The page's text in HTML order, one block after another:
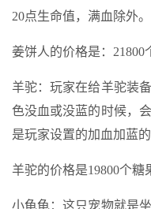
20点生命值，满血除外。
姜饼人的价格是：21800
羊驼：玩家在给羊驼装
色没血或没蓝的时候，
是玩家设置的加血加蓝的
羊驼的价格是19800个糖
小龟龟：这只宠物就是